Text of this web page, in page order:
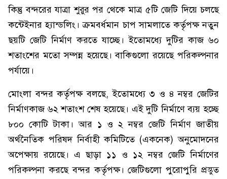
কিন্তু বন্দরের যাত্রা শুরুর পর থেকে মাত্র ৫টি জেটি দিয়ে চলছে
কন্টেইনার হ্যান্ডলিং। ক্রমবর্ধমান চাপ সামলাতে কর্তৃপক্ষ নতুন
ছয়টি জেটি নির্মাণ করতে যাচ্ছে। ইতোমধ্যে দুটির কাজ ৬০
শতাংশের মতো সম্পন্ন হয়েছে। বাকিগুলো রয়েছে পরিকল্পনার
পর্যায়ে।
মোংলা বন্দর কর্তৃপক্ষ বলছে, ইতোমধ্যে ৩ ও ৪ নম্বর জেটির
নির্মাণকাজ ৬২ শতাংশ শেষ হয়েছে। এই দুটি নির্মাণে ব্যয় হচ্ছে
৮০০ কোটি টাকা। আর ১ ও ২ নম্বর জেটি নির্মাণ জাতীয়
অর্থনৈতিক পরিষদ নির্বাহী কমিটিতে (একনেক) অনুমোদনের
অপেক্ষায় রয়েছে। এ ছাড়া ১১ ও ১২ নম্বর জেটি নির্মাণের
পরিকল্পনা করছে বন্দর কর্তৃপক্ষ। জেটিগুলো পুরোপুরি প্রস্তুত